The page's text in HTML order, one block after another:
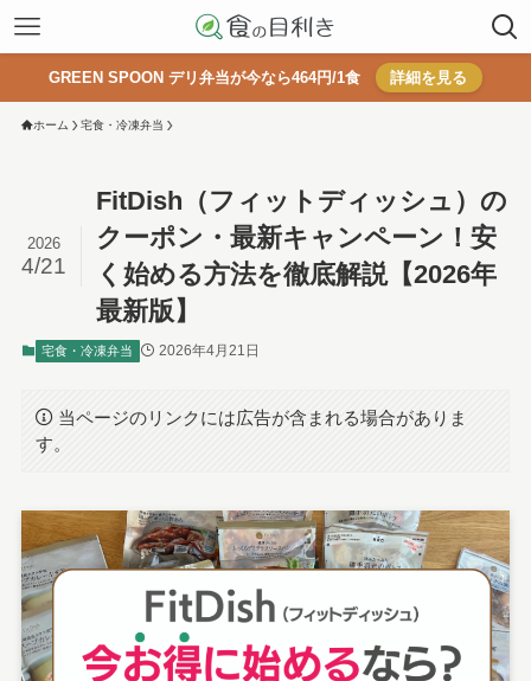
GREEN SPOON デリ弁当が今なら464円/1食 詳細を見る
ホーム 宅食・冷凍弁当
FitDish（フィットディッシュ）の
クーポン・最新キャンペーン！安
く始める方法を徹底解説【2026年
最新版】
2026
4/21
宅食・冷凍弁当 2026年4月21日
当ページのリンクには広告が含まれる場合がありま
す。